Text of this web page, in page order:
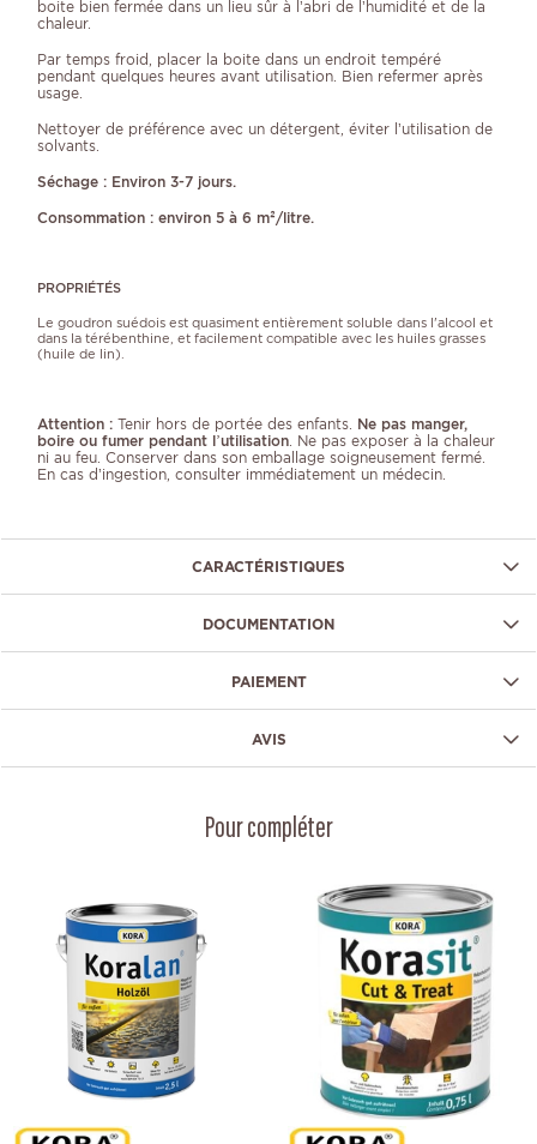
boite bien fermée dans un lieu sûr à l’abri de l’humidité et de la
chaleur.
Par temps froid, placer la boite dans un endroit tempéré
pendant quelques heures avant utilisation. Bien refermer après
usage.
Nettoyer de préférence avec un détergent, éviter l’utilisation de
solvants.
Séchage : Environ 3-7 jours.
Consommation : environ 5 à 6 m²/litre.
PROPRIÉTÉS
Le goudron suédois est quasiment entièrement soluble dans l'alcool et
dans la térébenthine, et facilement compatible avec les huiles grasses
(huile de lin).
Attention : Tenir hors de portée des enfants. Ne pas manger,
boire ou fumer pendant l’utilisation . Ne pas exposer à la chaleur
ni au feu. Conserver dans son emballage soigneusement fermé.
En cas d’ingestion, consulter immédiatement un médecin.
CARACTÉRISTIQUES
DOCUMENTATION
PAIEMENT
AVIS
Pour compléter